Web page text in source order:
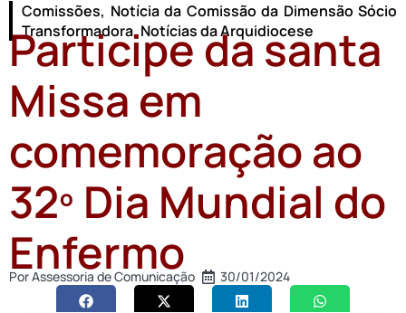
Comissões, Notícia da Comissão da Dimensão Sócio
Transformadora,Notícias da Arquidiocese
Participe da santa
Missa em
comemoração ao
32º Dia Mundial do
Enfermo
PorAssessoria de Comunicação 30/01/2024